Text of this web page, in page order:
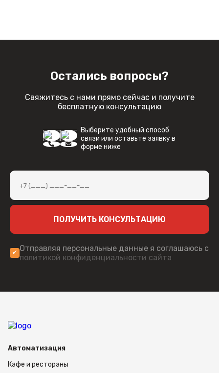
Остались вопросы?
Свяжитесь с нами прямо сейчас и получите
бесплатную консультацию
Выберите удобный способ
связи или оставьте заявку в
форме ниже
ПОЛУЧИТЬ КОНСУЛЬТАЦИЮ
Отправляя персональные данные я соглашаюсь с
политикой конфиденциальности сайта
Автоматизация
Кафе и рестораны